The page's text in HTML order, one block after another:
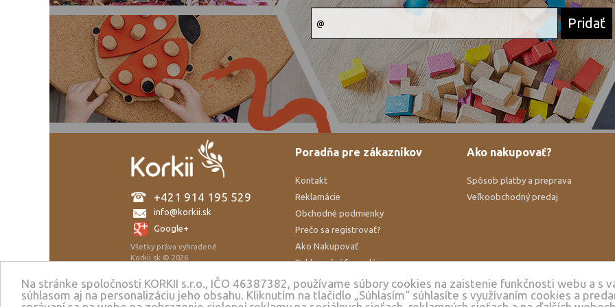
Na stránke spoločnosti KORKII s.r.o., IČO 46387382, používame súbory cookies na zaistenie funkčnosti webu a s
súhlasom aj na personalizáciu jeho obsahu. Kliknutím na tlačidlo „Súhlasím“ súhlasíte s využívaním cookies a
+421 914 195 529
info@korkii.sk
Google+
Všetky práva vyhradené.
Korkii.sk © 2026
MEDIAHELP.sk
Poradňa pre zákazníkov
Kontakt
Reklamácie
Obchodné podmienky
Prečo sa registrovať?
Ako Nakupovať
Reklamačný formulár
Ochrana osobných údajov
Cookies
Ako nakupovať?
Spôsob platby a preprava
Veľkoobchodný predaj